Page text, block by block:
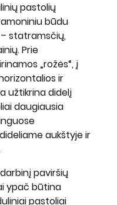
pastolių
būdu
statramsčių,
Prie
„rožės“, į
ir
užtikrina didelį
daugiausia
aukštyje ir
paviršių
ypač būtina
pastoliai